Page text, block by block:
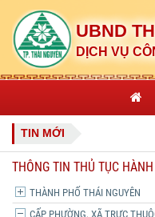
UBND
DỊCH VỤ
TIN MỚI
THÔNG TIN THỦ TỤC
THÀNH PHỐ THÁI NGUYÊN
CẤP PHƯỜNG, XÃ TRỰC